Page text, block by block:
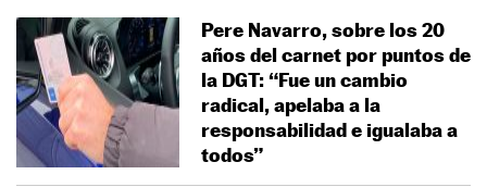
Pere Navarro, sobre los 20
años del carnet por puntos de
la DGT: “Fue un cambio
radical, apelaba a la
responsabilidad e igualaba a
todos”